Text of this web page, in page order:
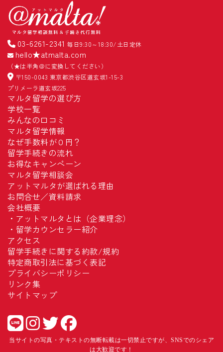
03-6261-2341 毎日9:30～18:30/土日定休
hello★atmalta.com
（★は半角＠に変換してください）
〒150-0043 東京都渋谷区道玄坂1-15-3
プリメーラ道玄坂225
マルタ留学の選び方
学校一覧
みんなの口コミ
マルタ留学情報
なぜ手数料が０円？
留学手続きの流れ
お得なキャンペーン
マルタ留学相談会
アットマルタが選ばれる理由
お問合せ／資料請求
会社概要
・ アットマルタとは（企業理念）
・ 留学カウンセラー紹介
アクセス
留学手続きに関する約款/規約
特定商取引法に基づく表記
プライバシーポリシー
リンク集
サイトマップ
当サイトの写真・テキストの無断転載は一切禁止ですが、SNSでのシェア
は大歓迎です！